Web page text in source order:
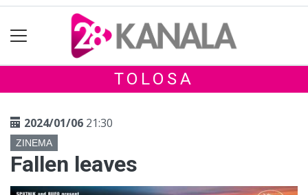
TOLOSA
2024/01/06 21:30
ZINEMA
Fallen leaves